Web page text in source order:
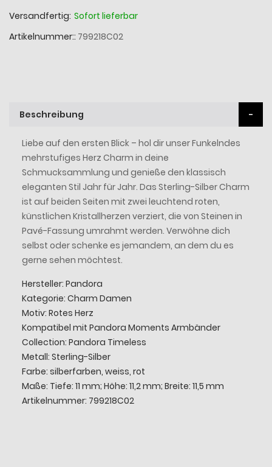
Versandfertig: Sofort lieferbar
Artikelnummer: 799218C02
Beschreibung
Liebe auf den ersten Blick – hol dir unser Funkelndes
mehrstufiges Herz Charm in deine
Schmucksammlung und genieße den klassisch
eleganten Stil Jahr für Jahr. Das Sterling-Silber Charm
ist auf beiden Seiten mit zwei leuchtend roten,
künstlichen Kristallherzen verziert, die von Steinen in
Pavé-Fassung umrahmt werden. Verwöhne dich
selbst oder schenke es jemandem, an dem du es
gerne sehen möchtest.
Hersteller: Pandora
Kategorie: Charm Damen
Motiv: Rotes Herz
Kompatibel mit Pandora Moments Armbänder
Collection: Pandora Timeless
Metall: Sterling-Silber
Farbe: silberfarben, weiss, rot
Maße: Tiefe: 11 mm; Höhe: 11,2 mm; Breite: 11,5 mm
Artikelnummer: 799218C02